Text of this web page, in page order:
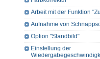
Arbeit mit der Funktion
Aufnahme von
Option "Standbild"
Einstellung der